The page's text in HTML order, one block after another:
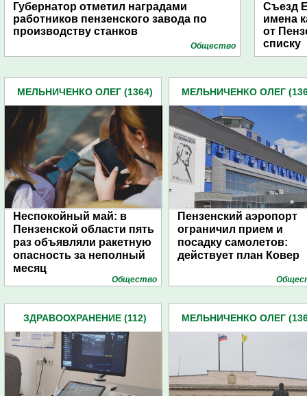
Губернатор отметил наградами
работников пензенского завода по
производству станков
Общество
Съезд
имена
от
списку
МЕЛЬНИЧЕНКО ОЛЕГ (1364)
Неспокойный май: в
Пензенской области пять
раз объявляли ракетную
опасность за неполный
месяц
Общество
МЕЛЬНИЧЕНКО ОЛЕГ
Пензенский аэропорт
ограничил прием и
посадку самолетов:
действует план Ковер
ЗДРАВООХРАНЕНИЕ (112) МЕЛЬНИЧЕНКО ОЛЕГ